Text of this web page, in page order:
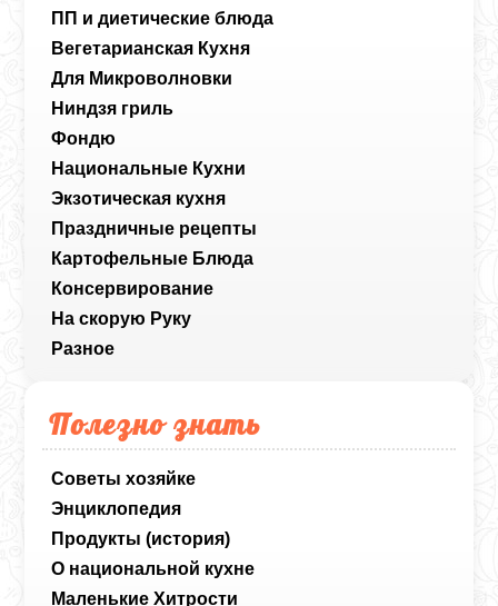
ПП и диетические блюда
Вегетарианская Кухня
Для Микроволновки
Ниндзя гриль
Фондю
Национальные Кухни
Экзотическая кухня
Праздничные рецепты
Картофельные Блюда
Консервирование
На скорую Руку
Разное
Полезно знать
Советы хозяйке
Энциклопедия
Продукты (история)
О национальной кухне
Маленькие Хитрости